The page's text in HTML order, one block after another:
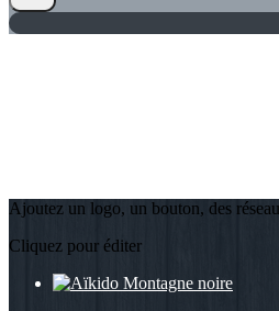
Ajoutez un logo, un bouton, des
Cliquez pour éditer